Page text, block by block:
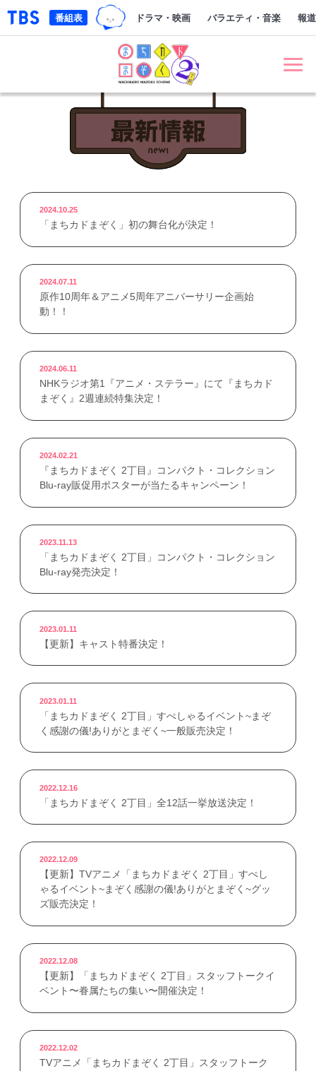
「TBSテレビ｜ときめくときを。」トップページ
ドラマ・映画 バラエティ・音楽 報
番組表
最新情報
2024.10.25
「まちカドまぞく」初の舞台化が決定！
2024.07.11
原作10周年＆アニメ5周年アニバーサリー企画始
動！！
2024.06.11
NHKラジオ第1『アニメ・ステラー』にて『まちカド
まぞく』2週連続特集決定！
2024.02.21
『まちカドまぞく 2丁目』コンパクト・コレクション
Blu-ray販促用ポスターが当たるキャンペーン！
2023.11.13
「まちカドまぞく 2丁目」コンパクト・コレクション
Blu-ray発売決定！
2023.01.11
【更新】キャスト特番決定！
2023.01.11
「まちカドまぞく 2丁目」すぺしゃるイベント~まぞ
く感謝の儀!ありがとまぞく~一般販売決定！
2022.12.16
「まちカドまぞく 2丁目」全12話一挙放送決定！
2022.12.09
【更新】TVアニメ「まちカドまぞく 2丁目」すぺし
ゃるイベント~まぞく感謝の儀!ありがとまぞく~グッ
ズ販売決定！
2022.12.08
【更新】「まちカドまぞく 2丁目」スタッフトークイ
ベント〜眷属たちの集い〜開催決定！
2022.12.02
TVアニメ「まちカドまぞく 2丁目」スタッフトーク